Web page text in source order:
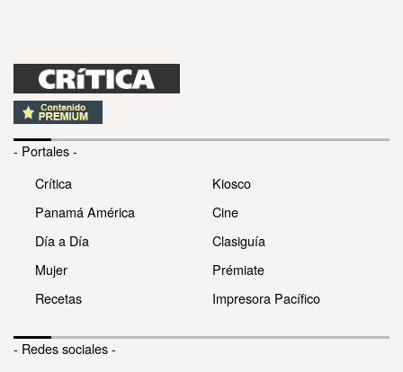
- Portales -
Crítica
Panamá América
Día a Día
Mujer
Recetas
Kiosco
Cine
Clasiguía
Prémiate
Impresora Pacífico
- Redes sociales -